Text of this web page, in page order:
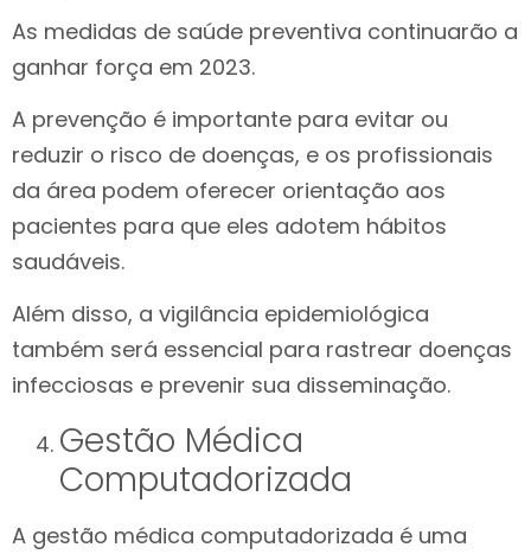
As medidas de saúde preventiva continuarão a
ganhar força em 2023.
A prevenção é importante para evitar ou
reduzir o risco de doenças, e os profissionais
da área podem oferecer orientação aos
pacientes para que eles adotem hábitos
saudáveis.
Além disso, a vigilância epidemiológica
também será essencial para rastrear doenças
infecciosas e prevenir sua disseminação.
Gestão Médica
Computadorizada
A gestão médica computadorizada é uma